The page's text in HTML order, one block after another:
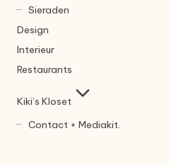
Sieraden
Design
Interieur
Restaurants
Kiki’s Kloset
Contact + Mediakit.